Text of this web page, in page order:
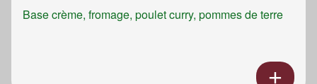
Base crème, fromage, poulet curry, pommes de terre